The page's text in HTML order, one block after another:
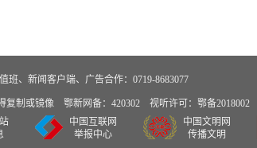
班、新闻客户端、广告合作：0719-8683077
制或镜像 鄂新网备：420302 视听许可：鄂备2018002
中国互联网
举报中心
中国文明网
传播文明